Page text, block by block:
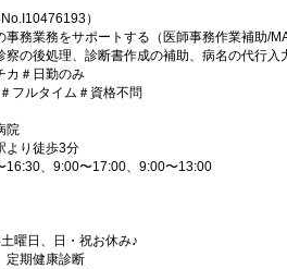
）
務業務をサポートする（医師事務作業補助/
察の後処理、診断書作成の補助、病名の代行
カ＃日勤のみ
フルタイム＃資格不問
院
より徒歩3分
16:30、9:00〜17:00、9:00〜13:00
曜日、日・祝お休み♪
定期健康診断